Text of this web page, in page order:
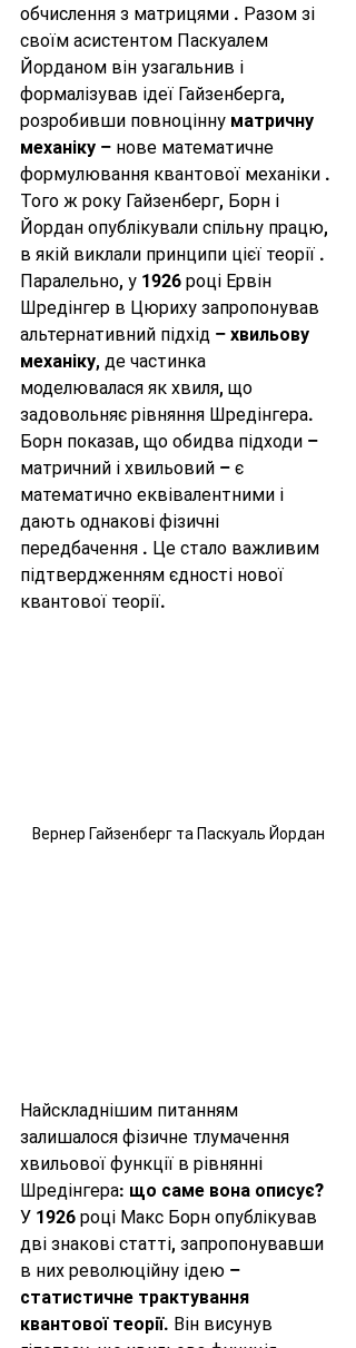
обчислення з матрицями . Разом зі
своїм асистентом Паскуалем
Йорданом він узагальнив і
формалізував ідеї Гайзенберга,
розробивши повноцінну матричну
механіку – нове математичне
формулювання квантової механіки .
Того ж року Гайзенберг, Борн і
Йордан опублікували спільну працю,
в якій виклали принципи цієї теорії .
Паралельно, у 1926 році Ервін
Шредінгер в Цюриху запропонував
альтернативний підхід – хвильову
механіку, де частинка
моделювалася як хвиля, що
задовольняє рівняння Шредінгера.
Борн показав, що обидва підходи –
матричний і хвильовий – є
математично еквівалентними і
дають однакові фізичні
передбачення . Це стало важливим
підтвердженням єдності нової
квантової теорії.
Вернер Гайзенберг та Паскуаль Йордан
Найскладнішим питанням
залишалося фізичне тлумачення
хвильової функції в рівнянні
Шредінгера: що саме вона описує?
У 1926 році Макс Борн опублікував
дві знакові статті, запропонувавши
в них революційну ідею –
статистичне трактування
квантової теорії. Він висунув